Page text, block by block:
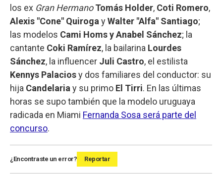
los ex Gran Hermano Tomás Holder, Coti Romero,
Alexis "Cone" Quiroga yWalter "Alfa" Santiago;
las modelos Cami Homs y Anabel Sánchez; la
cantante Coki Ramírez, la bailarina Lourdes
Sánchez, la influencer Juli Castro, el estilista
Kennys Palaciosy dos familiares del conductor: su
hija Candelaria y su primo El Tirri. En las últimas
horas se supo también que la modelo uruguaya
radicada en Miami Fernanda Sosa será parte del
concurso.
¿Encontraste un error? Reportar